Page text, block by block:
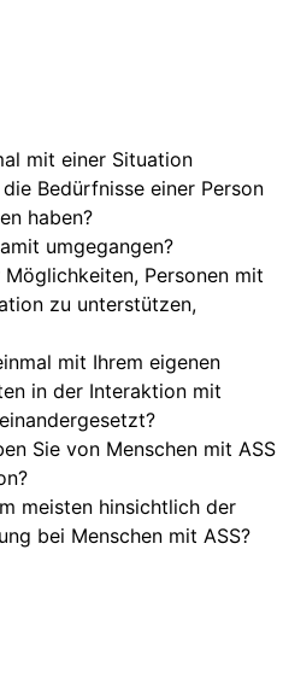
mit einer Situation
Bedürfnisse einer Person
haben?
umgegangen?
Personen mit
zu unterstützen,
mit Ihrem eigenen
in der Interaktion mit
Sie von Menschen mit ASS
meisten hinsichtlich der
bei Menschen mit ASS?